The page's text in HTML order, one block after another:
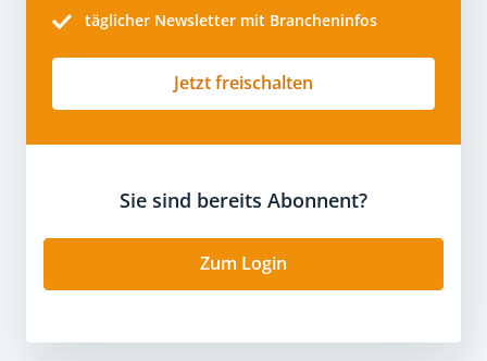
täglicher Newsletter mit Brancheninfos
Jetzt freischalten
Sie sind bereits Abonnent?
Zum Login